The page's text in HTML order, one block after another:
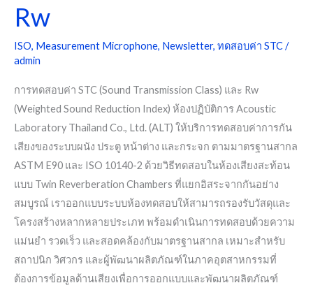
Rw
ISO, Measurement Microphone, Newsletter, ทดสอบค่า STC/
admin
การทดสอบค่า STC (Sound Transmission Class) และ Rw
(Weighted Sound Reduction Index) ห้องปฏิบัติการ Acoustic
Laboratory Thailand Co., Ltd. (ALT) ให้บริการทดสอบค่าการกัน
เสียงของระบบผนัง ประตู หน้าต่าง และกระจก ตามมาตรฐานสากล
ASTM E90 และ ISO 10140-2 ด้วยวิธีทดสอบในห้องเสียงสะท้อน
แบบ Twin Reverberation Chambers ที่แยกอิสระจากกันอย่าง
สมบูรณ์ เราออกแบบระบบห้องทดสอบให้สามารถรองรับวัสดุและ
โครงสร้างหลากหลายประเภท พร้อมดำเนินการทดสอบด้วยความ
แม่นยำ รวดเร็ว และสอดคล้องกับมาตรฐานสากล เหมาะสำหรับ
สถาปนิก วิศวกร และผู้พัฒนาผลิตภัณฑ์ในภาคอุตสาหกรรมที่
ต้องการข้อมูลด้านเสียงเพื่อการออกแบบและพัฒนาผลิตภัณฑ์